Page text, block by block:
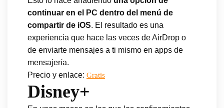
continuar en el PC dentro del menú de
compartir de iOS. El resultado es una
experiencia que hace las veces de AirDrop o
de enviarte mensajes a ti mismo en apps de
mensajería.
Precio y enlace: Gratis
Disney+